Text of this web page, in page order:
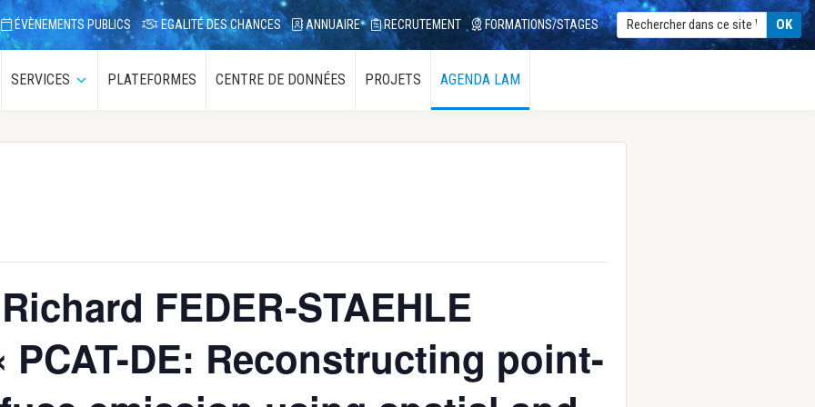
ÉVÈNEMENTS PUBLICS EGALITÉ DES CHANCES ANNUAIRE RECRUTEMENT FORMATIONS/STAGES
SERVICES
Sous-
menuPLATEFORMES CENTRE DE DONNÉES PROJETS AGENDA LAM
FEDER-STAEHLE
PCAT-DE: Reconstructing point-